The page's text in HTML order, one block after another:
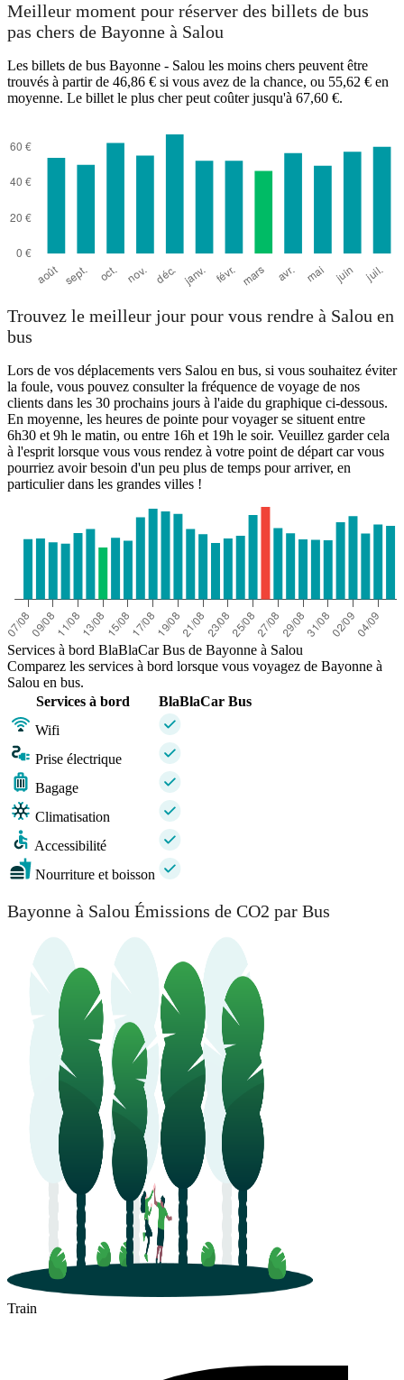
Meilleur moment pour réserver des billets de bus
pas chers de Bayonne à Salou
Les billets de bus Bayonne - Salou les moins chers peuvent être
trouvés à partir de 46,86 € si vous avez de la chance, ou 55,62 € en
moyenne. Le billet le plus cher peut coûter jusqu'à 67,60 €.
Trouvez le meilleur jour pour vous rendre à Salou en
bus
Lors de vos déplacements vers Salou en bus, si vous souhaitez éviter
la foule, vous pouvez consulter la fréquence de voyage de nos
clients dans les 30 prochains jours à l'aide du graphique ci-dessous.
En moyenne, les heures de pointe pour voyager se situent entre
6h30 et 9h le matin, ou entre 16h et 19h le soir. Veuillez garder cela
à l'esprit lorsque vous vous rendez à votre point de départ car vous
pourriez avoir besoin d'un peu plus de temps pour arriver, en
particulier dans les grandes villes !
Services à bord BlaBlaCar Bus de Bayonne à Salou
Comparez les services à bord lorsque vous voyagez de Bayonne à
Salou en bus.
Services à bord
BlaBlaCar Bus
Wifi
Prise électrique
Bagage
Climatisation
Accessibilité
Nourriture et boisson
Bayonne à Salou Émissions de CO2 par Bus
Train